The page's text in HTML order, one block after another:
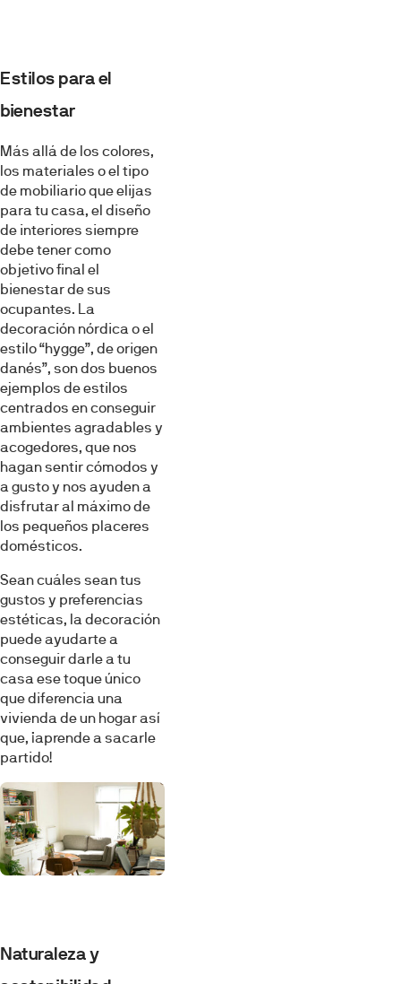
Estilos para el
bienestar
Más allá de los colores,
los materiales o el tipo
de mobiliario que elijas
para tu casa, el diseño
de interiores siempre
debe tener como
objetivo final el
bienestar de sus
ocupantes. La
decoración nórdica o el
estilo “hygge”, de origen
danés”, son dos buenos
ejemplos de estilos
centrados en conseguir
ambientes agradables y
acogedores, que nos
hagan sentir cómodos y
a gusto y nos ayuden a
disfrutar al máximo de
los pequeños placeres
domésticos.
Sean cuáles sean tus
gustos y preferencias
estéticas, la decoración
puede ayudarte a
conseguir darle a tu
casa ese toque único
que diferencia una
vivienda de un hogar así
que, ¡aprende a sacarle
partido!
Naturaleza y